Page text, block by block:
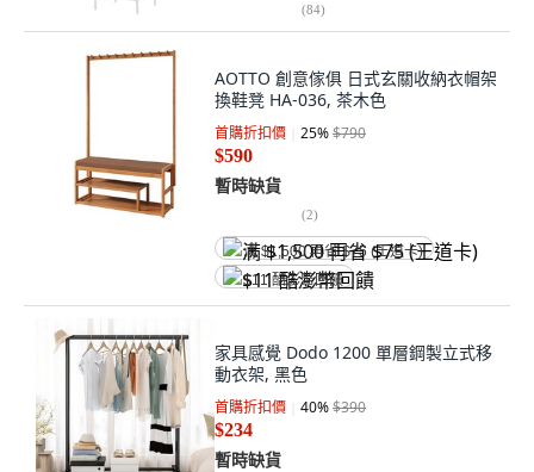
(84)
AOTTO 創意傢俱 日式玄關收納衣帽架
換鞋凳 HA-036, 茶木色
首購折扣價 25%$790
$590
暫時缺貨
(2)
满 $1,500 再省 $75 (王道卡)
$11 酷澎幣回饋
家具感覺 Dodo 1200 單層鋼製立式移
動衣架, 黑色
首購折扣價 40%$390
$234
暫時缺貨